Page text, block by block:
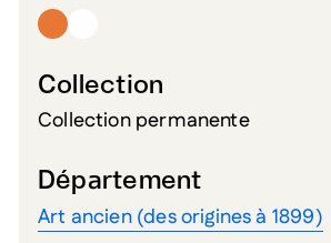
Collection
Collection permanente
Département
Art ancien (des origines à 1899)